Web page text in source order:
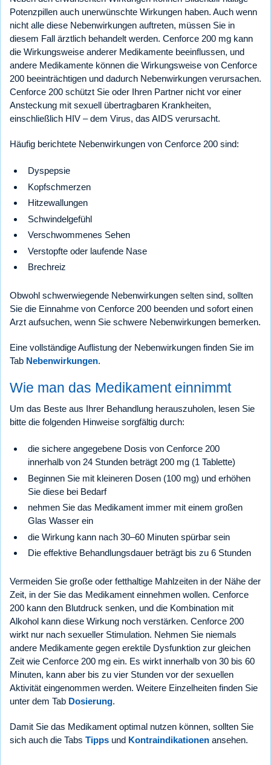
Potenzpillen auch unerwünschte Wirkungen haben. Auch wenn
nicht alle diese Nebenwirkungen auftreten, müssen Sie in
diesem Fall ärztlich behandelt werden. Cenforce 200 mg kann
die Wirkungsweise anderer Medikamente beeinflussen, und
andere Medikamente können die Wirkungsweise von Cenforce
200 beeinträchtigen und dadurch Nebenwirkungen verursachen.
Cenforce 200 schützt Sie oder Ihren Partner nicht vor einer
Ansteckung mit sexuell übertragbaren Krankheiten,
einschließlich HIV – dem Virus, das AIDS verursacht.
Häufig berichtete Nebenwirkungen von Cenforce 200 sind:
Dyspepsie
Kopfschmerzen
Hitzewallungen
Schwindelgefühl
Verschwommenes Sehen
Verstopfte oder laufende Nase
Brechreiz
Obwohl schwerwiegende Nebenwirkungen selten sind, sollten
Sie die Einnahme von Cenforce 200 beenden und sofort einen
Arzt aufsuchen, wenn Sie schwere Nebenwirkungen bemerken.
Eine vollständige Auflistung der Nebenwirkungen finden Sie im
Tab Nebenwirkungen.
Wie man das Medikament einnimmt
Um das Beste aus Ihrer Behandlung herauszuholen, lesen Sie
bitte die folgenden Hinweise sorgfältig durch:
die sichere angegebene Dosis von Cenforce 200
innerhalb von 24 Stunden beträgt 200 mg (1 Tablette)
Beginnen Sie mit kleineren Dosen (100 mg) und erhöhen
Sie diese bei Bedarf
nehmen Sie das Medikament immer mit einem großen
Glas Wasser ein
die Wirkung kann nach 30–60 Minuten spürbar sein
Die effektive Behandlungsdauer beträgt bis zu 6 Stunden
Vermeiden Sie große oder fetthaltige Mahlzeiten in der Nähe der
Zeit, in der Sie das Medikament einnehmen wollen. Cenforce
200 kann den Blutdruck senken, und die Kombination mit
Alkohol kann diese Wirkung noch verstärken. Cenforce 200
wirkt nur nach sexueller Stimulation. Nehmen Sie niemals
andere Medikamente gegen erektile Dysfunktion zur gleichen
Zeit wie Cenforce 200 mg ein. Es wirkt innerhalb von 30 bis 60
Minuten, kann aber bis zu vier Stunden vor der sexuellen
Aktivität eingenommen werden. Weitere Einzelheiten finden Sie
unter dem Tab Dosierung.
Damit Sie das Medikament optimal nutzen können, sollten Sie
sich auch die Tabs Tipps und Kontraindikationen ansehen.